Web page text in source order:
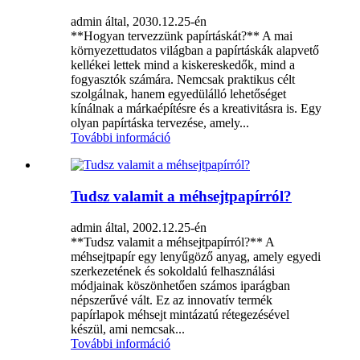
admin által, 2030.12.25-én
**Hogyan tervezzünk papírtáskát?** A mai
környezettudatos világban a papírtáskák alapvető
kellékei lettek mind a kiskereskedők, mind a
fogyasztók számára. Nemcsak praktikus célt
szolgálnak, hanem egyedülálló lehetőséget
kínálnak a márkaépítésre és a kreativitásra is. Egy
olyan papírtáska tervezése, amely...
További információ
Tudsz valamit a méhsejtpapírról?
admin által, 2002.12.25-én
**Tudsz valamit a méhsejtpapírról?** A
méhsejtpapír egy lenyűgöző anyag, amely egyedi
szerkezetének és sokoldalú felhasználási
módjainak köszönhetően számos iparágban
népszerűvé vált. Ez az innovatív termék
papírlapok méhsejt mintázatú rétegezésével
készül, ami nemcsak...
További információ